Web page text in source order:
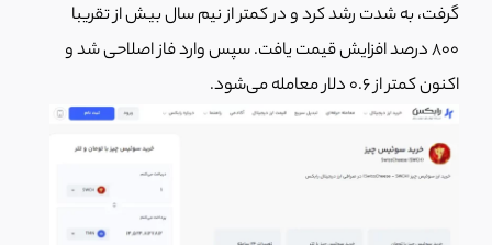
گرفت، به شدت رشد کرد و در کمتر از نیم سال بیش از تقریبا
۸۰۰ درصد افزایش قیمت یافت. سپس وارد فاز اصلاحی شد و
اکنون کمتر از 0.6 دلار معامله می‌شود.